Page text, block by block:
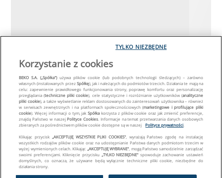
Korzystanie z cookies
BEKO S.A. („Spółka")używa plików cookie (lub podobnych technologii śledzących) – zarówno
własnych (instalowanych przezSpółkę), jak i należących do podmiotów trzecich. Działania te mają na
celu: zapewnienie prawidłowego funkcjonowania strony, poprawę komfortu oraz personalizację
przeglądania (techniczne pliki cookie), cele statystyczne i rozróżnianie użytkowników (analityczne
pliki cookie), a także wyświetlanie reklam dostosowanych do zainteresowań użytkownika – również
w serwisach zewnętrznych i na platformach społecznościowych (marketingowe i profilujące pliki
cookie). Więcej informacji o tym, jakSpółka korzysta z plików cookie oraz jak zmienić preferencje,
znajdą Państwo w naszejPolityce Cookies . Informacje na temat przetwarzania danych osobowych
zbieranych za pośrednictwem plików cookie dostępne są w naszej
Polityce prywatności
Klikając przycisk „AKCEPTUJĘ WSZYSTKIE PLIKI COOKIES" , wyrażają Państwo zgodę na instalację
wszystkich rodzajów plików cookie oraz na udostępnianie Państwa danych podmiotom trzecim w
wyżej wymienionych celach. Klikając „AKCEPTUJĘ WYBRANE" , mogą Państwo samodzielnie zarządzać
swoimi preferencjami. Kliknięcie przycisku „TYLKO NIEZBĘDNE" spowoduje zachowanie ustawień
domyślnych, co oznacza, że używane będą wyłącznie techniczne pliki cookie, niezbędne do
działania strony.
TYLKO NIEZBĘDNE